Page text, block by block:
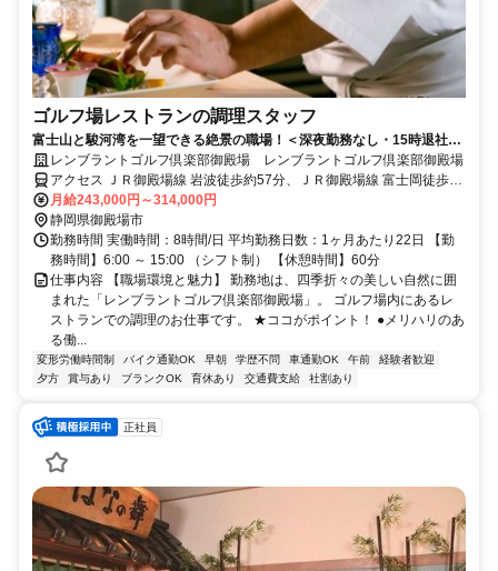
ゴルフ場レストランの調理スタッフ
富士山と駿河湾を一望できる絶景の職場！＜深夜勤務なし・15時退社目
安＞プライベートや家庭と両立しながら、あなたの調理経験を活かしま
せんか？
レンブラントゴルフ倶楽部御殿場 レンブラントゴルフ倶楽部御殿場
アクセス ＪＲ御殿場線 岩波徒歩約57分、ＪＲ御殿場線 富士岡徒歩約
78分、ＪＲ御殿場線 南御殿場徒歩約109分 ＜お車でお越しの場合＞
東名高速道路「裾野IC」より約10分／「御殿場IC」より約20分／駒
門スマートICより車で約10分 https://www.rembrandt-golf.jp/access/
月給243,000円～314,000円
静岡県御殿場市
勤務時間 実働時間：8時間/日 平均勤務日数：1ヶ月あたり22日 【勤
務時間】6:00 ～ 15:00 （シフト制） 【休憩時間】60分
仕事内容 【職場環境と魅力】 勤務地は、四季折々の美しい自然に囲
まれた「レンブラントゴルフ倶楽部御殿場」。 ゴルフ場内にあるレ
ストランでの調理のお仕事です。 ★ココがポイント！ ●メリハリのあ
る働...
変形労働時間制 バイク通勤OK 早朝 学歴不問 車通勤OK 午前
経験者歓迎
夕方
賞与あり ブランクOK 育休あり 交通費支給 社割あり
正社員